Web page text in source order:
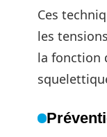
Ces
les
la fonction